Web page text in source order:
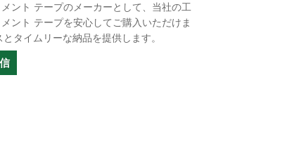
ント テープのメーカーとして、当社の工
ント テープを安心してご購入いただけま
タイムリーな納品を提供します。